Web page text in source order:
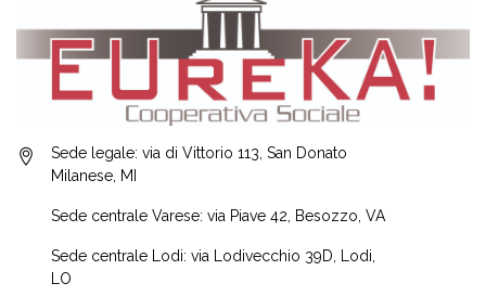
Sede legale: via di Vittorio 113, San Donato
Milanese, MI
Sede centrale Varese: via Piave 42, Besozzo, VA
Sede centrale Lodi: via Lodivecchio 39D, Lodi,
LO